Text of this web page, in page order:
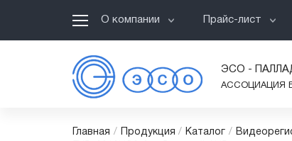
О компании Прайс-лист
ЭСО -
АССОЦИАЦИЯ
Главная / Продукция / Каталог /